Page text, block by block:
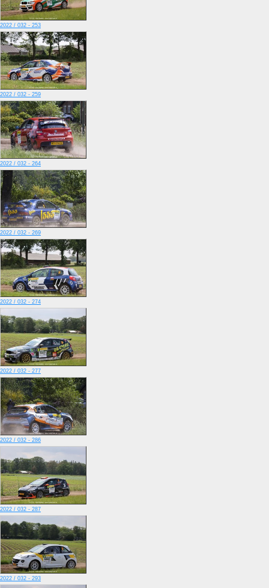
2022 / 032 - 253
2022 / 032 - 259
2022 / 032 - 264
2022 / 032 - 269
2022 / 032 - 274
2022 / 032 - 277
2022 / 032 - 286
2022 / 032 - 287
2022 / 032 - 293